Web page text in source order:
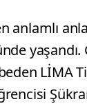
anlamlı
yaşandı.
LİMA